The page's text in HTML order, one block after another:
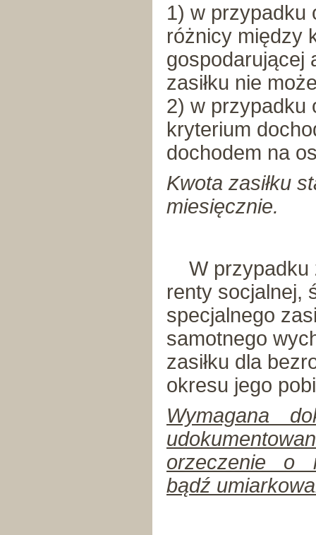
1) w przypadku
różnicy między
gospodarującej
zasiłku nie
2) w przypadku
kryterium
dochodem na
Kwota zasiłku
miesięcznie.
W przypadku
renty socjalnej,
specjalnego
samotnego
zasiłku dla
okresu jego
Wymagana
orzeczenie o
bądź